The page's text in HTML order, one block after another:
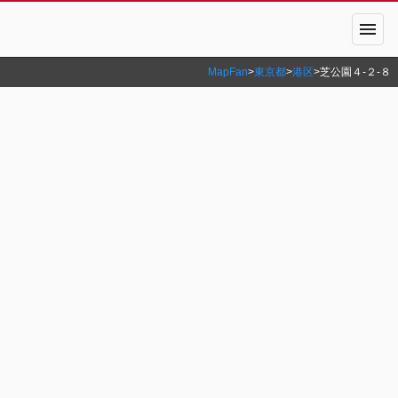
menu
MapFan>東京都>港区>芝公園４‐２‐８